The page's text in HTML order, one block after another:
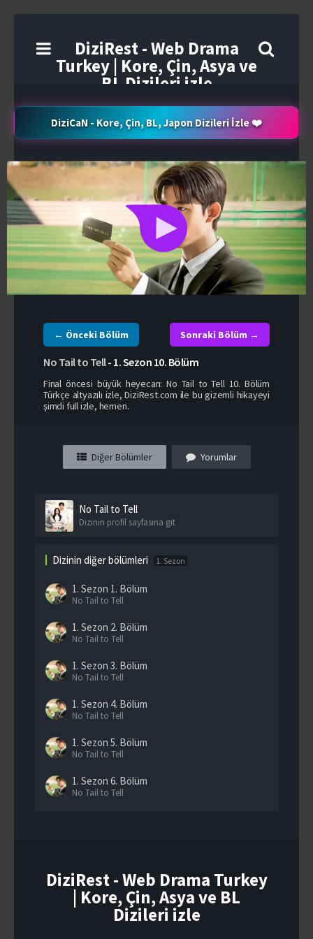
DiziRest - Web Drama
Turkey | Kore, Çin, Asya ve
BL Dizileri izle
DiziCaN - Kore, Çin, BL, Japon Dizileri İzle ❤️
← Önceki Bölüm Sonraki Bölüm →
No Tail to Tell- 1. Sezon 10. Bölüm
Final öncesi büyük heyecan: No Tail to Tell 10. Bölüm
Türkçe altyazılı izle, DiziRest.com ile bu gizemli hikayeyi
şimdi full izle, hemen.
Diğer Bölümler Yorumlar
No Tail to Tell
Dizinin profil sayfasına git
Dizinin diğer bölümleri 1. Sezon
1. Sezon 1. Bölüm
No Tail to Tell
1. Sezon 2. Bölüm
No Tail to Tell
1. Sezon 3. Bölüm
No Tail to Tell
1. Sezon 4. Bölüm
No Tail to Tell
1. Sezon 5. Bölüm
No Tail to Tell
1. Sezon 6. Bölüm
No Tail to Tell
1. Sezon9. Bölüm
No Tail to Tell
DiziRest - Web Drama Turkey
| Kore, Çin, Asya ve BL
Dizileri izle